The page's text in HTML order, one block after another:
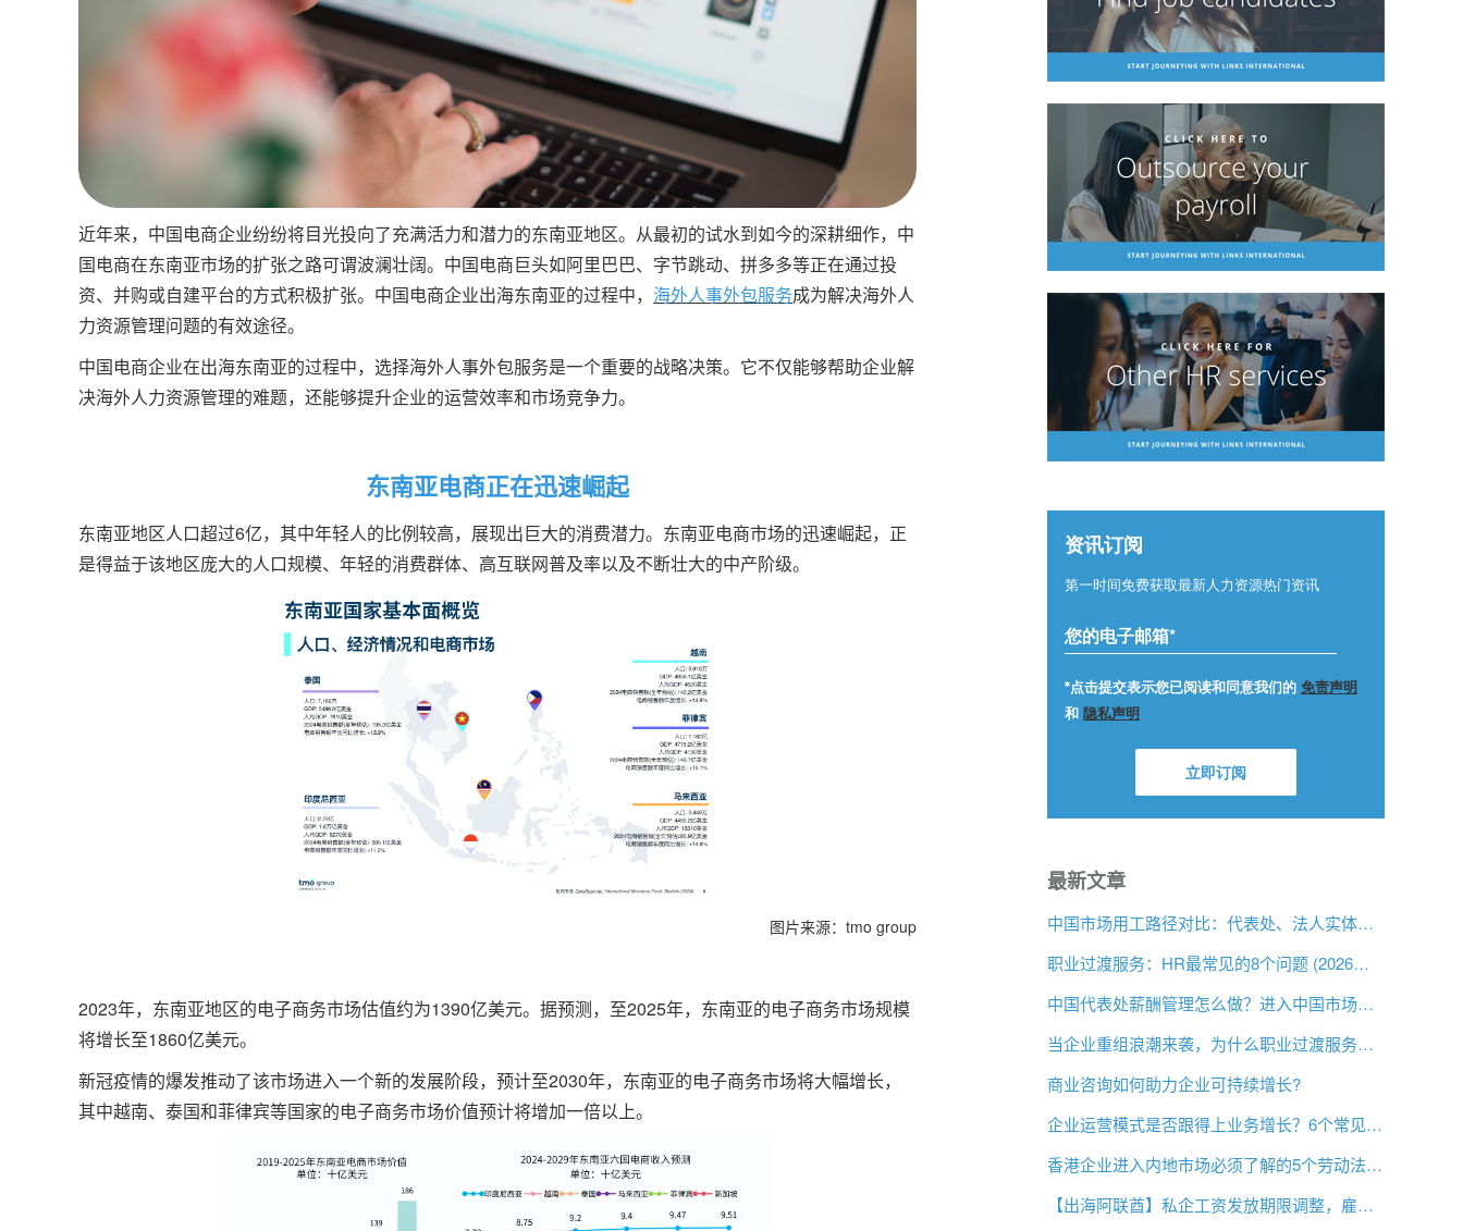
近年来，中国电商企业纷纷将目光投向了充满活力和潜力的东南亚地区。从最初的试水到如今的深耕细作，中
国电商在东南亚市场的扩张之路可谓波澜壮阔。中国电商巨头如阿里巴巴、字节跳动、拼多多等正在通过投
资、并购或自建平台的方式积极扩张。中国电商企业出海东南亚的过程中， 海外人事外包服务成为解决海外人
力资源管理问题的有效途径。
中国电商企业在出海东南亚的过程中，选择海外人事外包服务是一个重要的战略决策。它不仅能够帮助企业解
决海外人力资源管理的难题，还能够提升企业的运营效率和市场竞争力。
东南亚电商正在迅速崛起
东南亚地区人口超过6亿，其中年轻人的比例较高，展现出巨大的消费潜力。东南亚电商市场的迅速崛起，正
是得益于该地区庞大的人口规模、年轻的消费群体、高互联网普及率以及不断壮大的中产阶级。
图片来源：tmo group
2023年，东南亚地区的电子商务市场估值约为1390亿美元。据预测，至2025年，东南亚的电子商务市场规模
将增长至1860亿美元。
新冠疫情的爆发推动了该市场进入一个新的发展阶段，预计至2030年，东南亚的电子商务市场将大幅增长，
其中越南、泰国和菲律宾等国家的电子商务市场价值预计将增加一倍以上。
最新文章
中国市场用工路径对比：代表处、法人实体与 EOR，企业该如何选择？
职业过渡服务：HR最常见的8个问题 (2026年版)
中国代表处薪酬管理怎么做？进入中国市场前的用工指南
当企业重组浪潮来袭，为什么职业过渡服务比以往更重要？
商业咨询如何助力企业可持续增长?
企业运营模式是否跟得上业务增长？6个常见信号
香港企业进入内地市场必须了解的5个劳动法差异
【出海阿联酋】私企工资发放期限调整，雇主薪酬管理需要关注什么？